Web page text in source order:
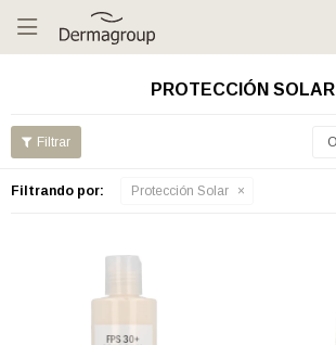

PROTECCIÓN SOLAR
Filtrando por: Protección Solar